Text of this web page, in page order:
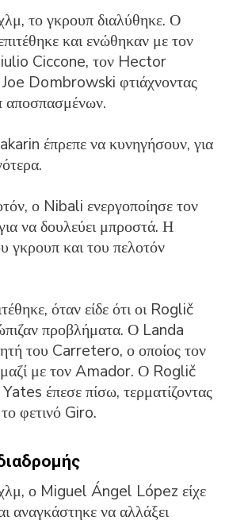
το γκρουπ διαλύθηκε. Ο
και ενώθηκαν με τον
Ciccone, τον Hector
Dombrowski φτιάχνοντας
αποσπασμένων.
έπρεπε να κυνηγήσουν, για
ο Nibali ενεργοποίησε τον
να δουλεύει μπροστά. Η
γκρουπ και του πελοτόν
όταν είδε ότι οι Roglič
προβλήματα. Ο Landa
του Carretero, ο οποίος τον
με τον Amador. Ο Roglič
έπεσε πίσω, τερματίζοντας
το φετινό Giro.
ο Miguel Ángel López είχε
αναγκάστηκε να αλλάξει